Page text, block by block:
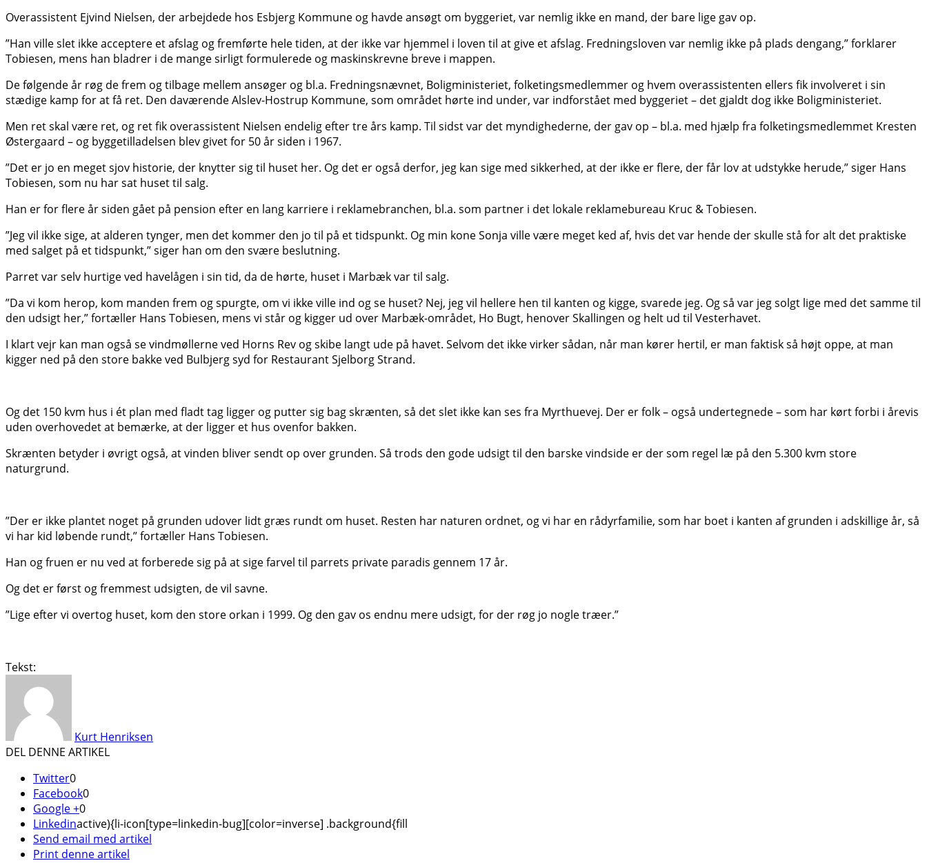
Overassistent Ejvind Nielsen, der arbejdede hos Esbjerg Kommune og havde ansøgt om byggeriet, var nemlig ikke en mand, der bare lige gav op.
”Han ville slet ikke acceptere et afslag og fremførte hele tiden, at der ikke var hjemmel i loven til at give et afslag. Fredningsloven var nemlig ikke på plads dengang,” forklarer
Tobiesen, mens han bladrer i de mange sirligt formulerede og maskinskrevne breve i mappen.
De følgende år røg de frem og tilbage mellem ansøger og bl.a. Fredningsnævnet, Boligministeriet, folketingsmedlemmer og hvem overassistenten ellers fik involveret i sin
stædige kamp for at få ret. Den daværende Alslev-Hostrup Kommune, som området hørte ind under, var indforstået med byggeriet – det gjaldt dog ikke Boligministeriet.
Men ret skal være ret, og ret fik overassistent Nielsen endelig efter tre års kamp. Til sidst var det myndighederne, der gav op – bl.a. med hjælp fra folketingsmedlemmet Kresten
Østergaard – og byggetilladelsen blev givet for 50 år siden i 1967.
”Det er jo en meget sjov historie, der knytter sig til huset her. Og det er også derfor, jeg kan sige med sikkerhed, at der ikke er flere, der får lov at udstykke herude,” siger Hans
Tobiesen, som nu har sat huset til salg.
Han er for flere år siden gået på pension efter en lang karriere i reklamebranchen, bl.a. som partner i det lokale reklamebureau Kruc & Tobiesen.
”Jeg vil ikke sige, at alderen tynger, men det kommer den jo til på et tidspunkt. Og min kone Sonja ville være meget ked af, hvis det var hende der skulle stå for alt det praktiske
med salget på et tidspunkt,” siger han om den svære beslutning.
Parret var selv hurtige ved havelågen i sin tid, da de hørte, huset i Marbæk var til salg.
”Da vi kom herop, kom manden frem og spurgte, om vi ikke ville ind og se huset? Nej, jeg vil hellere hen til kanten og kigge, svarede jeg. Og så var jeg solgt lige med det samme til
den udsigt her,” fortæller Hans Tobiesen, mens vi står og kigger ud over Marbæk-området, Ho Bugt, henover Skallingen og helt ud til Vesterhavet.
I klart vejr kan man også se vindmøllerne ved Horns Rev og skibe langt ude på havet. Selvom det ikke virker sådan, når man kører hertil, er man faktisk så højt oppe, at man
kigger ned på den store bakke ved Bulbjerg syd for Restaurant Sjelborg Strand.
Og det 150 kvm hus i ét plan med fladt tag ligger og putter sig bag skrænten, så det slet ikke kan ses fra Myrthuevej. Der er folk – også undertegnede – som har kørt forbi i årevis
uden overhovedet at bemærke, at der ligger et hus ovenfor bakken.
Skrænten betyder i øvrigt også, at vinden bliver sendt op over grunden. Så trods den gode udsigt til den barske vindside er der som regel læ på den 5.300 kvm store
naturgrund.
”Der er ikke plantet noget på grunden udover lidt græs rundt om huset. Resten har naturen ordnet, og vi har en rådyrfamilie, som har boet i kanten af grunden i adskillige år, så
vi har kid løbende rundt,” fortæller Hans Tobiesen.
Han og fruen er nu ved at forberede sig på at sige farvel til parrets private paradis gennem 17 år.
Og det er først og fremmest udsigten, de vil savne.
”Lige efter vi overtog huset, kom den store orkan i 1999. Og den gav os endnu mere udsigt, for der røg jo nogle træer.”
Tekst:
Kurt Henriksen
DEL DENNE ARTIKEL
Twitter0
Facebook0
Google +0
Linkedinactive){li-icon[type=linkedin-bug][color=inverse] .background{fill
Send email med artikel
Print denne artikel